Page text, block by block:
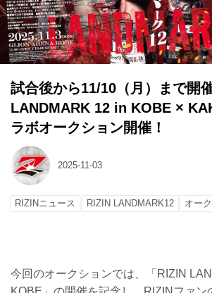
試合後から11/10（月）まで開
LANDMARK 12 in KOBE ×
ラボオークション開催！
2025-11-03
RIZINニュース RIZIN LANDMARK12 オー
今回のオークションでは、「RIZIN